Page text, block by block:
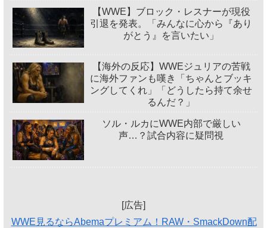
【WWE】ブロック・レスナーが現役
引退を発表。「みんなに心から『あり
がとう』を言いたい」
【海外の反応】WWEジュリアの苦戦
に海外ファンも嘆き「ちゃんとブッキ
ングしてくれ」「どうしたら持て余せ
るんだ？」
ソル・ルカにWWE内部で厳しい
声…？試合内容に疑問視
[広告]
WWE見るならAbemaプレミアム！RAW・SmackDown配